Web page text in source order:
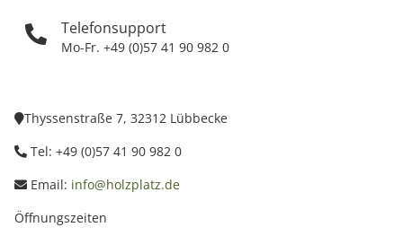
Telefonsupport
Mo-Fr. +49 (0)57 41 90 982 0
Thyssenstraße 7, 32312 Lübbecke
Tel: +49 (0)57 41 90 982 0
Email: info@holzplatz.de
Öffnungszeiten